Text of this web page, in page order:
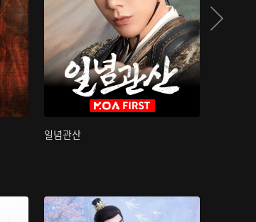
일념관산